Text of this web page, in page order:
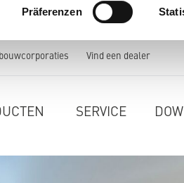
Präferenzen
Vind een dealer
SERVICE